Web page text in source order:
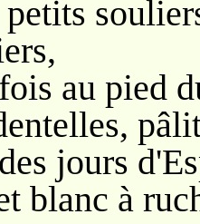
au pied
jours
blanc à